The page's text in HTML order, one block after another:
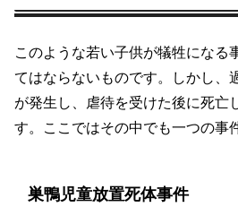
このような若い子供が犠牲になる
てはならないものです。しかし、
が発生し、虐待を受けた後に死亡
す。ここではその中でも一つの事
巣鴨児童放置死体事件